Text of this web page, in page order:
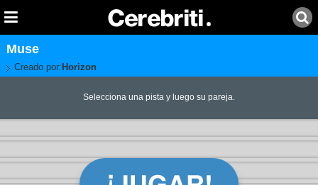
Muse
Creado por: Horizon
Selecciona una pista y luego su pareja.